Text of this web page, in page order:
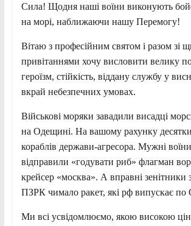
Сила! Щодня наші воїни виконують
на морі, наближаючи нашу Перемогу!
Вітаю з професійним святом і разом зі
привітаннями хочу висловити велику
героїзм, стійкість, віддану службу у
вкрай небезпечних умовах.
Військові моряки завадили висадці
на Одещині. На вашому рахунку
кораблів держави-агресора. Мужні
відправили «годувати риб» флагман
крейсер «москва». А вправні зенітники
ПЗРК чимало ракет, які рф випускає по
Ми всі усвідомлюємо, якою високою